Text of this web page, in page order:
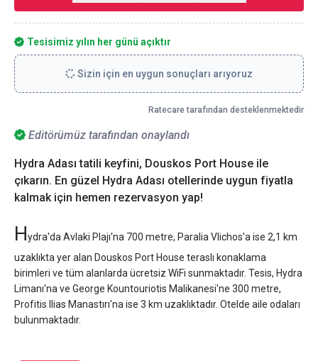
Editörümüz tarafından onaylandı
Hydra Adası tatili keyfini, Douskos Port House ile
çıkarın. En güzel Hydra Adası otellerinde uygun fiyatla
kalmak için hemen rezervasyon yap!
Hydra'da Avlaki Plajı'na 700 metre, Paralia Vlichos'a ise 2,1 km
uzaklıkta yer alan Douskos Port House teraslı konaklama
birimleri ve tüm alanlarda ücretsiz WiFi sunmaktadır. Tesis, Hydra
Limanı'na ve George Kountouriotis Malikanesi'ne 300 metre,
Profitis Ilias Manastırı'na ise 3 km uzaklıktadır. Otelde aile odaları
bulunmaktadır.
Tesisimiz yılın her günü açıktır
Sizin için en uygun sonuçları arıyoruz
Ratecare tarafından desteklenmektedir